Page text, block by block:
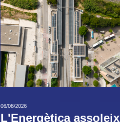
06/08/2026
L'Energètica assoleix